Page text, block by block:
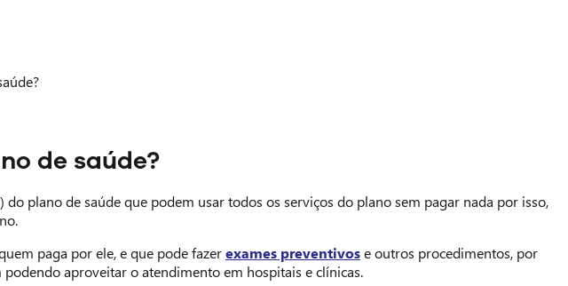
de saúde?
plano de saúde que podem usar todos os serviços do plano sem pagar nada por isso,
paga por ele, e que pode fazerexames preventivose outros procedimentos, por
aproveitar o atendimento em hospitais e clínicas.